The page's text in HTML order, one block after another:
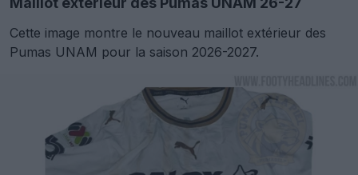
Cette image montre le nouveau maillot extérieur des
Pumas UNAM pour la saison 2026-2027.